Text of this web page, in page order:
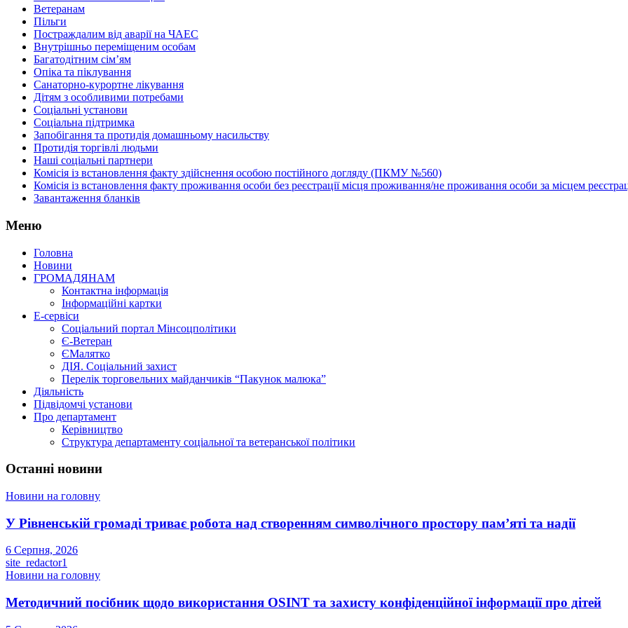
Ветеранам
Пільги
Постраждалим від аварії на ЧАЕС
Внутрішньо переміщеним особам
Багатодітним сім’ям
Опіка та піклування
Санаторно-курортне лікування
Дітям з особливими потребами
Соціальні установи
Соціальна підтримка
Запобігання та протидія домашньому насильству
Протидія торгівлі людьми
Наші соціальні партнери
Комісія із встановлення факту здійснення особою постійного догляду (ПКМУ №560)
Комісія із встановлення факту проживання особи без реєстрації місця проживання/не проживання особи за місцем
Завантаження бланків
Меню
Головна
Новини
ГРОМАДЯНАМ
Контактна інформація
Інформаційні картки
Е-сервіси
Соціальний портал Мінсоцполітики
Є-Ветеран
ЄМалятко
ДІЯ. Соціальний захист
Перелік торговельних майданчиків “Пакунок малюка”
Діяльність
Підвідомчі установи
Про департамент
Керівництво
Структура департаменту соціальної та ветеранської політики
Останні новини
Новини на головну
У Рівненській громаді триває робота над створенням символічного простору пам’яті та надії
6 Серпня, 2026
site_redactor1
Новини на головну
Методичний посібник щодо використання OSINT та захисту конфіденційної інформації про дітей